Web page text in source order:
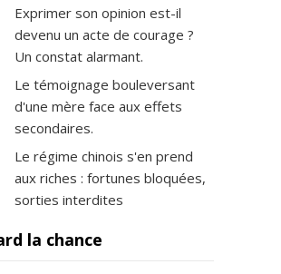
Exprimer son opinion est-il
devenu un acte de courage ?
Un constat alarmant.
Le témoignage bouleversant
d'une mère face aux effets
secondaires.
Le régime chinois s'en prend
aux riches : fortunes bloquées,
sorties interdites
la chance